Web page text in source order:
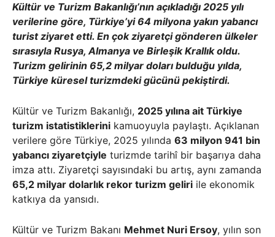
Kültür ve Turizm Bakanlığı’nın açıkladığı 2025 yılı
verilerine göre, Türkiye’yi 64 milyona yakın yabancı
turist ziyaret etti. En çok ziyaretçi gönderen ülkeler
sırasıyla Rusya, Almanya ve Birleşik Krallık oldu.
Turizm gelirinin 65,2 milyar doları bulduğu yılda,
Türkiye küresel turizmdeki gücünü pekiştirdi.
Kültür ve Turizm Bakanlığı, 2025 yılına ait Türkiye
turizm istatistiklerini kamuoyuyla paylaştı. Açıklanan
verilere göre Türkiye, 2025 yılında 63 milyon 941 bin
yabancı ziyaretçiyle turizmde tarihî bir başarıya daha
imza attı. Ziyaretçi sayısındaki bu artış, aynı zamanda
65,2 milyar dolarlık rekor turizm geliri ile ekonomik
katkıya da yansıdı.
Kültür ve Turizm Bakanı Mehmet Nuri Ersoy, yılın son